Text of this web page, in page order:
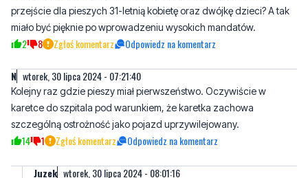
Ał oł ęł no e wtorek, 30 lipca 2024 - 07:20:20
To wysokie mandaty nie zapobiegły temu, aby 75-letni kierujący
samochodem osobowym nie potrącił przechodzących przez
miało być pięknie po wprowadzeniu wysokich mandatów.
2 8 Zgłoś komentarz Odpowiedz na komentarz
N wtorek, 30 lipca 2024 - 07:21:40
Kolejny raz gdzie pieszy miał pierwszeństwo. Oczywiście w
szczególną ostrożność jako pojazd uprzywilejowany.